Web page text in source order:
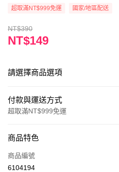
超取滿NT$999免運 國家/地區配送
NT$390
NT$149
請選擇商品選項
付款與運送方式
超取滿NT$999免運
信用卡一次付款
超商取貨付款
商品特色
商品編號
6104194